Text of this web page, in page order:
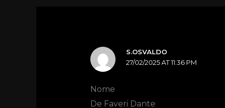
S.OSVALDO
27/02/2025 AT 11:36 PM
Nome
De Faveri Dante